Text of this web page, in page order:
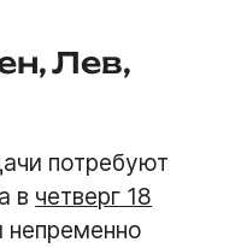
Лев,
потребуют
в четверг 18
непременно